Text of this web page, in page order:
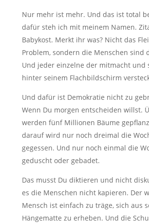
Nur mehr ist mehr. Und das ist total
dafür steh ich mit meinem Namen.
Babykost. Merkt ihr was? Nicht das
Problem, sondern die Menschen sind
Und jeder einzelne der mitmacht und
hinter seinem Flachbildschirm
Und dafür ist Demokratie nicht zu
Wenn Du morgen entscheiden willst.
werden fünf Millionen Bäume
darauf wird nur noch dreimal die
gegessen. Und nur noch einmal die
geduscht oder gebadet.
Das musst Du diktieren und nicht
es die Menschen nicht kapieren. Der
Mensch ist einfach zu träge, sich aus
Hängematte zu erheben. Und die